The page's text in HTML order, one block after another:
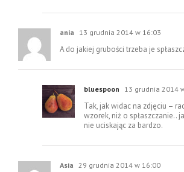
ania 13 grudnia 2014 w 16:03
A do jakiej grubości trzeba je
bluespoon 13 grudnia 2014
Tak, jak widac na zdjęciu –
wzorek, niż o spłaszczanie..
nie uciskając za bardzo.
Asia 29 grudnia 2014 w 16:00